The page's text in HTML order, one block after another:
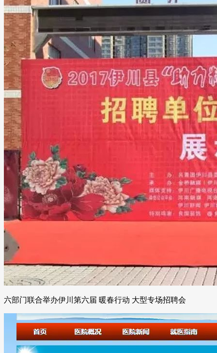
六部门联合举办伊川第六届 暖春行动 大型专场招聘会